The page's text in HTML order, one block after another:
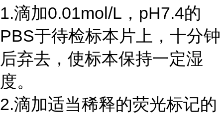
1.滴加0.01mol/L，pH7.4的
PBS于待检标本片上，十分钟
后弃去，使标本保持一定湿
度。
2.滴加适当稀释的荧光标记的